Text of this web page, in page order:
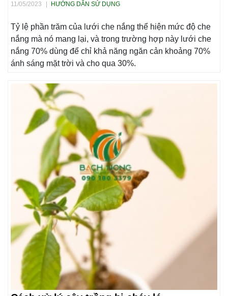
11/05/2023 HƯỚNG DẪN SỬ DỤNG
Tỷ lệ phần trăm của lưới che nắng thể hiện mức độ che
nắng mà nó mang lại, và trong trường hợp này lưới che
nắng 70% dùng để chỉ khả năng ngăn cản khoảng 70%
ánh sáng mặt trời và cho qua 30%.